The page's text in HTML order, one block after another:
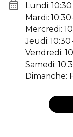
Lundi: 10:30
Mardi: 10:30
Mercredi:
Jeudi: 10:30
Vendredi:
Samedi:
Dimanche: